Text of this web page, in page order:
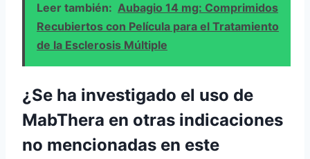
Leer también: Aubagio 14 mg: Comprimidos
Recubiertos con Película para el Tratamiento
de la Esclerosis Múltiple
¿Se ha investigado el uso de
MabThera en otras indicaciones
no mencionadas en este